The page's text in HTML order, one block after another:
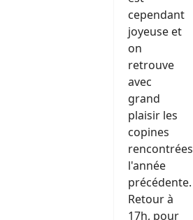
cependant
joyeuse et
on
retrouve
avec
grand
plaisir les
copines
rencontrées
l'année
précédente.
Retour à
17h, pour